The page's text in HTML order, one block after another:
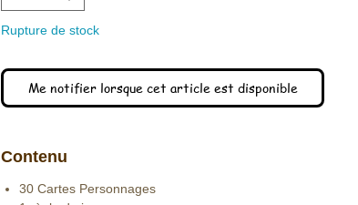
Rupture de stock
Me notifier lorsque cet article est disponible
Contenu
30 Cartes Personnages